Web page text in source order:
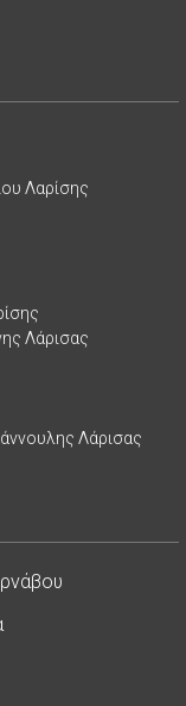
Λαρίσης
Λάρισας
Λάρισας